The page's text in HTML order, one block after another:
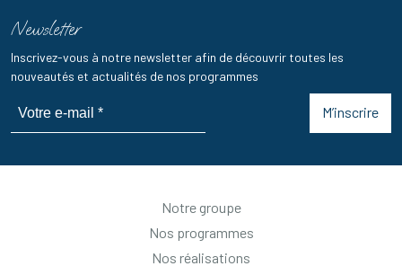
Newsletter
Inscrivez-vous à notre newsletter afin de découvrir toutes les
nouveautés et actualités de nos programmes
M’inscrire
Notre groupe
Nos programmes
Nos réalisations